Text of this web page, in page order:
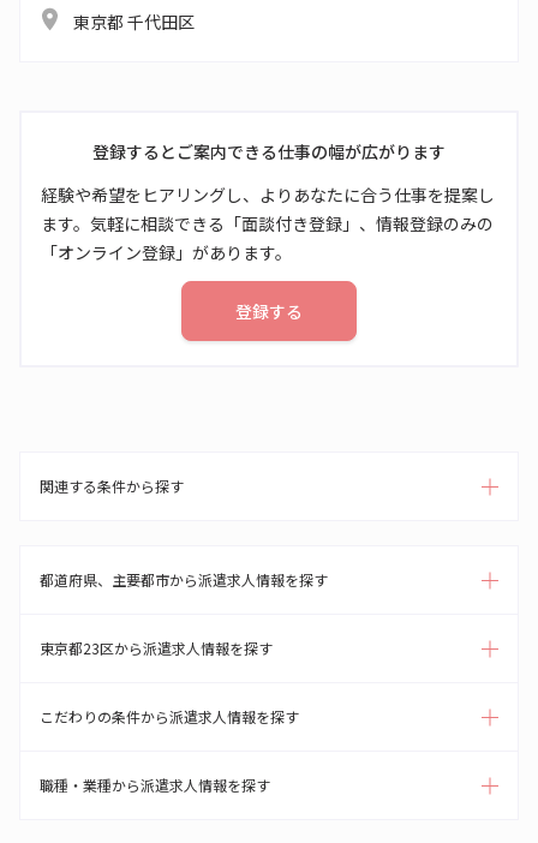
東京都 千代田区
登録するとご案内できる仕事の幅が広がります
経験や希望をヒアリングし、よりあなたに合う仕事を提案し
ます。気軽に相談できる「面談付き登録」、情報登録のみの
「オンライン登録」があります。
登録する
関連する条件から探す
都道府県、主要都市から派遣求人情報を探す
東京都23区から派遣求人情報を探す
こだわりの条件から派遣求人情報を探す
職種・業種から派遣求人情報を探す